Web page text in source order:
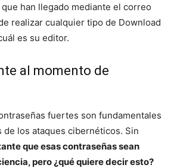
han llegado mediante el correo
realizar cualquier tipo de Download
es su editor.
al momento de
fuertes son fundamentales
de los ataques cibernéticos. Sin
que esas contraseñas sean
pero ¿qué quiere decir esto?